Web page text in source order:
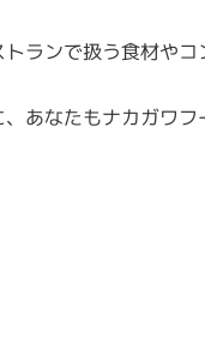
ランで扱う食材や
あなたもナカガワ